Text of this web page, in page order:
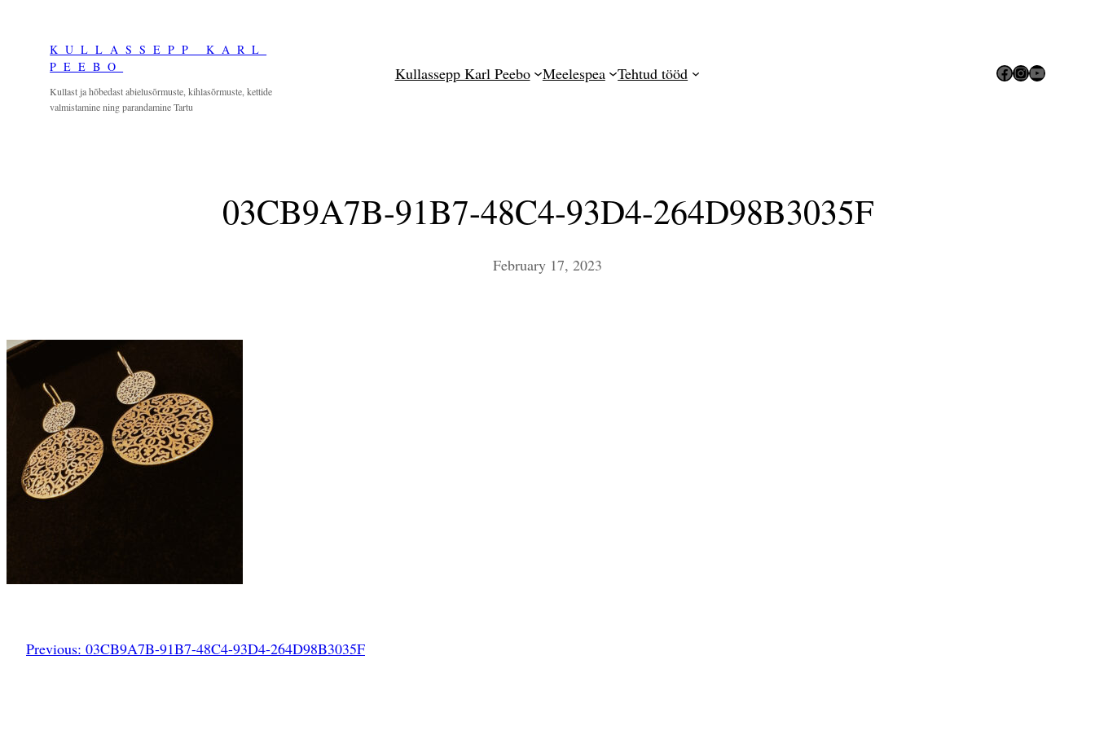
KULLASSEPP KARL
PEEBO
Kullast ja hõbedast abielusõrmuste, kihlasõrmuste, kettide
valmistamine ning parandamine Tartu
Kullassepp Karl Peebo Meelespea Tehtud tööd Facebook InstagramYouTube
03CB9A7B-91B7-48C4-93D4-264D98B3035F
February 17, 2023
Previous: 03CB9A7B-91B7-48C4-93D4-264D98B3035F